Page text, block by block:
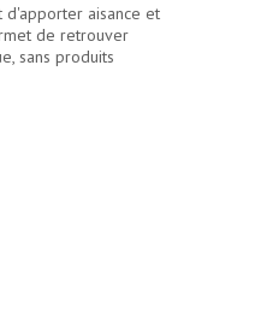
aisance et
de retrouver
sans produits